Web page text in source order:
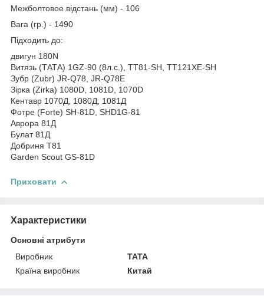
Межболтовое відстань (мм) - 106
Вага (гр.) - 1490
Підходить до:
двигун 180N
Витязь (ТАТА) 1GZ-90 (8л.с.), TT81-SH, TT121XE-SH
Зубр (Zubr) JR-Q78, JR-Q78E
Зірка (Zirka) 1080D, 1081D, 1070D
Кентавр 1070Д, 1080Д, 1081Д
Фотре (Forte) SH-81D, SHD1G-81
Аврора 81Д
Булат 81Д
Добриня Т81
Garden Scout GS-81D
Приховати
Характеристики
Основні атрибути
Виробник
TATA
Країна виробник
Китай